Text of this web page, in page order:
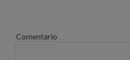
Comentario